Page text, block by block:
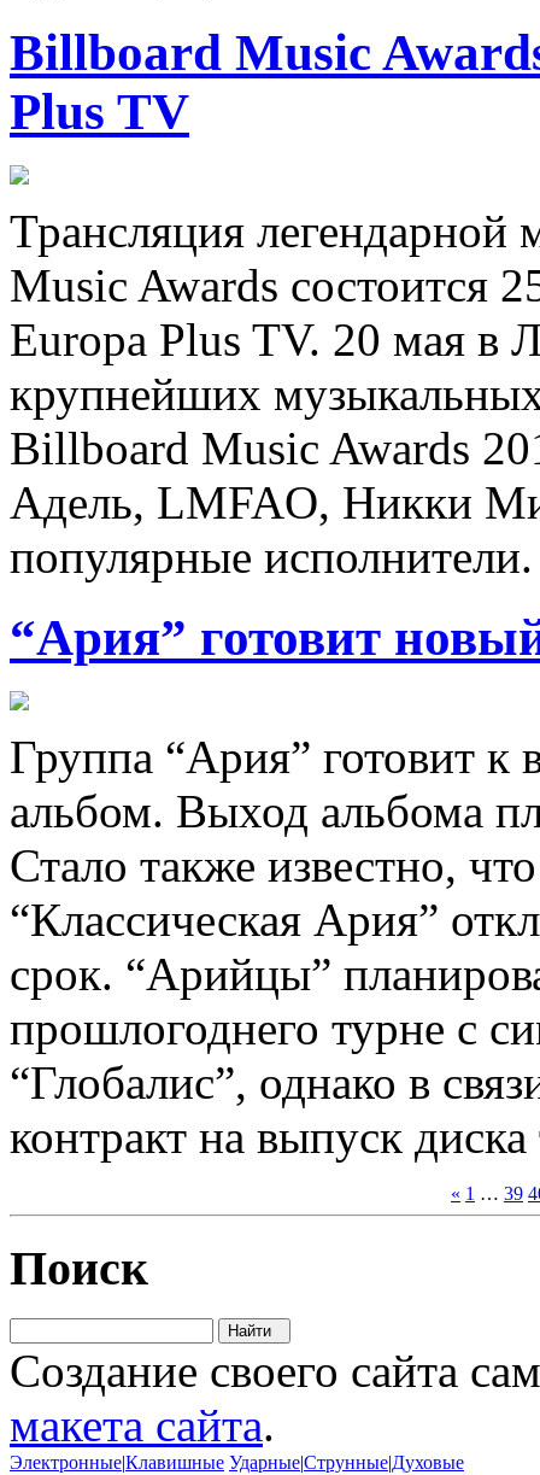
Billboard Music
Plus TV
Трансляция
Music Awards состоится
Europa Plus TV. 20 мая в
крупнейших
Billboard Music Awards
Адель, LMFAO, Никки
популярные исполнители.
“Ария” готовит
Группа “Ария” готовит
альбом. Выход альбома
Стало также известно,
“Классическая Ария”
срок. “Арийцы”
прошлогоднего турне с
“Глобалис”, однако в
контракт на выпуск
« 1 … 39
Поиск
Создание своего сайта
макета сайта.
Электронные|Клавишные Ударные|Струнные|Духовые